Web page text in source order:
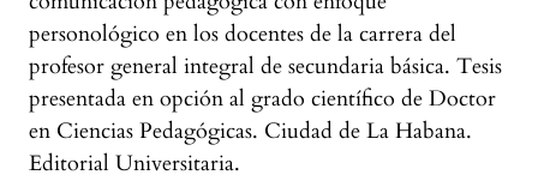
personológico en los docentes de la carrera del
profesor general integral de secundaria básica. Tesis
presentada en opción al grado científico de Doctor
en Ciencias Pedagógicas. Ciudad de La Habana.
Editorial Universitaria.